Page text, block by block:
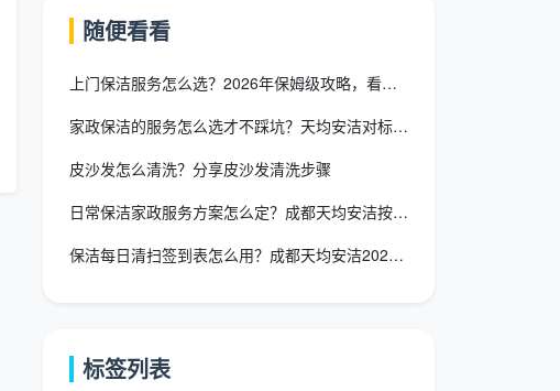
随便看看
上门保洁服务怎么选？2026年保姆级攻略，看完再也不踩坑！
家政保洁的服务怎么选才不踩坑？天均安洁对标四川标准一文拆解
皮沙发怎么清洗？分享皮沙发清洗步骤
日常保洁家政服务方案怎么定？成都天均安洁按需匹配5大场景更省
保洁每日清扫签到表怎么用？成都天均安洁2026标准模板与填表
标签列表